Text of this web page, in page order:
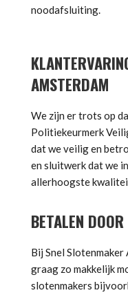
noodafsluiting.
AMSTERDAM
We zijn er trots op
Politiekeurmerk
dat we veilig en
en sluitwerk dat we
allerhoogste
BETALEN
Bij Snel Slotenmaker
graag zo makkelijk
slotenmakers